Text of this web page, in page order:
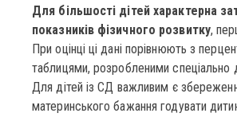
Для більшості дітей характерна
показників фізичного розвитку,
При оцінці ці дані порівнюють з
таблицями, розробленими спеціально
Для дітей із СД важливим є
материнського бажання годувати